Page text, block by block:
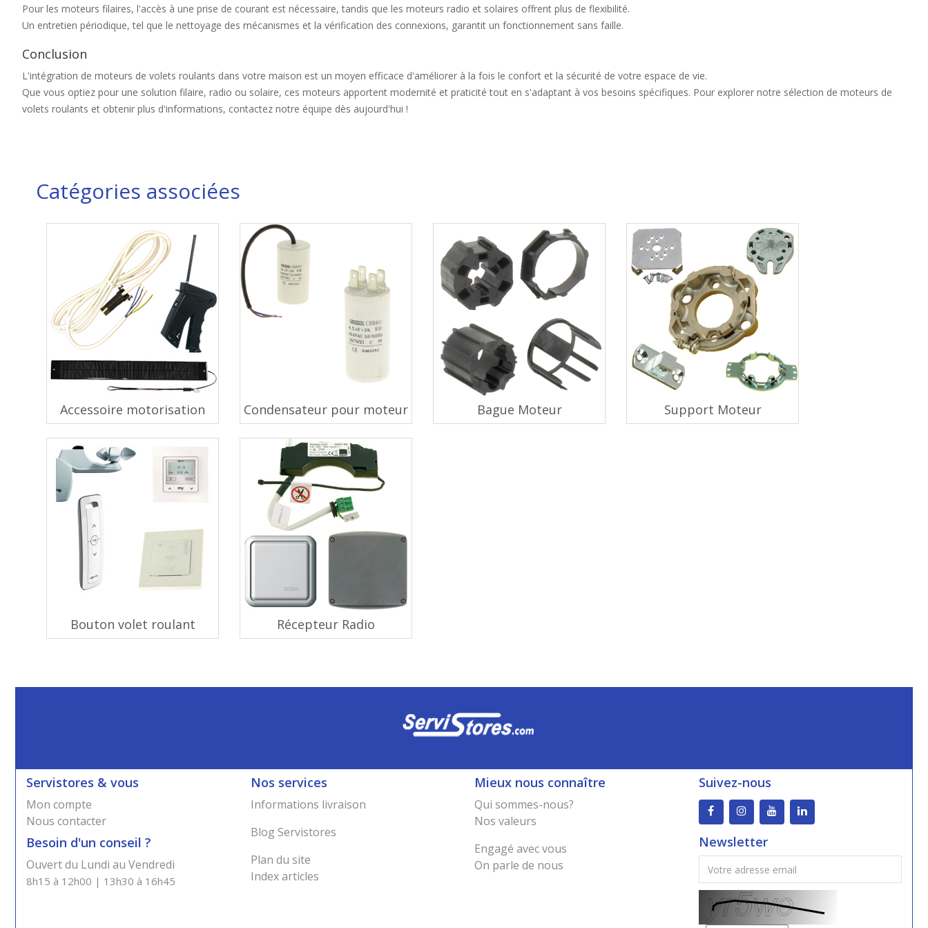
Pour les moteurs filaires, l'accès à une prise de courant est nécessaire, tandis que les moteurs radio et solaires offrent plus de flexibilité.
Un entretien périodique, tel que le nettoyage des mécanismes et la vérification des connexions, garantit un fonctionnement sans faille.
Conclusion
L'intégration de moteurs de volets roulants dans votre maison est un moyen efficace d'améliorer à la fois le confort et la sécurité de votre espace de vie.
Que vous optiez pour une solution filaire, radio ou solaire, ces moteurs apportent modernité et praticité tout en s'adaptant à vos besoins spécifiques. Pour explorer notre sélection de moteurs de
volets roulants et obtenir plus d'informations, contactez notre équipe dès aujourd'hui !
Catégories associées
Accessoire motorisation Condensateur pour moteur Bague Moteur Support Moteur
Bouton volet roulant Récepteur Radio
Servistores & vous
Mon compte
Nous contacter
Besoin d'un conseil ?
Ouvert du Lundi au Vendredi
8h15 à 12h00 | 13h30 à 16h45
Nos services
Informations livraison
Blog Servistores
Plan du site
Index articles
Mieux nous connaître
Qui sommes-nous?
Nos valeurs
Engagé avec vous
On parle de nous
Suivez-nous
Newsletter